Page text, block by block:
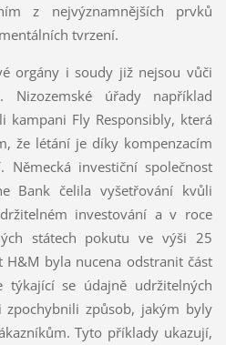
z nejvýznamnějších prvků
tvrzení.
orgány i soudy již nejsou vůči
Nizozemské úřady například
kampani Fly Responsibly, která
že létání je díky kompenzacím
Německá investiční společnost
Bank čelila vyšetřování kvůli
investování a v roce
státech pokutu ve výši 25
byla nucena odstranit část
týkající se údajně udržitelných
způsob, jakým byly
Tyto příklady ukazují,